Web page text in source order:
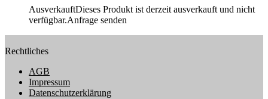
AusverkauftDieses Produkt ist derzeit ausverkauft und nicht
verfügbar.Anfrage senden
Rechtliches
AGB
Impressum
Datenschutzerklärung